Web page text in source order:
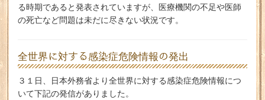
る時期であると発表されていますが、医療機関の不足や医師
の死亡など問題は未だに尽きない状況です。
全世界に対する感染症危険情報の発出
３１日、日本外務省より全世界に対する感染症危険情報につ
いて下記の発信がありました。